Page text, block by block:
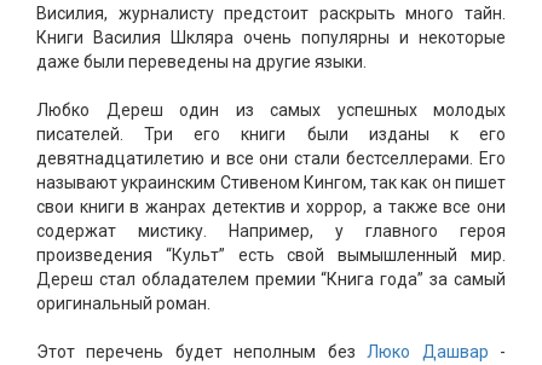
Висилия, журналисту предстоит раскрыть много тайн.
Книги Василия Шкляра очень популярны и некоторые
даже были переведены на другие языки.
Любко Дереш один из самых успешных молодых
писателей. Три его книги были изданы к его
девятнадцатилетию и все они стали бестселлерами. Его
называют украинским Стивеном Кингом, так как он пишет
свои книги в жанрах детектив и хоррор, а также все они
содержат мистику. Например, у главного героя
произведения “Культ” есть свой вымышленный мир.
Дереш стал обладателем премии “Книга года” за самый
оригинальный роман.
Этот перечень будет неполным без Люко Дашвар -